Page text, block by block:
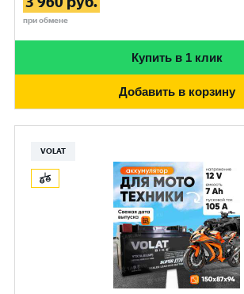
при обмене
Купить в 1 клик
Добавить в корзину
VOLAT